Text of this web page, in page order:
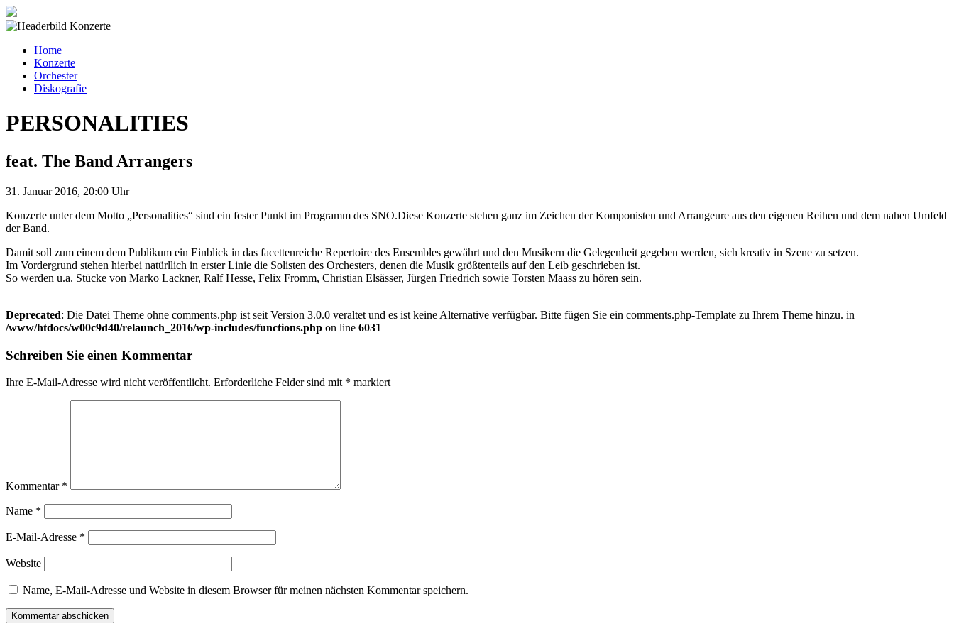
Home
Konzerte
Orchester
Diskografie
PERSONALITIES
feat. The Band Arrangers
31. Januar 2016, 20:00 Uhr
Konzerte unter dem Motto „Personalities“ sind ein fester Punkt im Programm des SNO.Diese Konzerte stehen ganz im Zeichen der Komponisten und Arrangeure aus den eigenen Reihen und dem nahen Umfeld
der Band.
Damit soll zum einem dem Publikum ein Einblick in das facettenreiche Repertoire des Ensembles gewährt und den Musikern die Gelegenheit gegeben werden, sich kreativ in Szene zu setzen.
Im Vordergrund stehen hierbei natürllich in erster Linie die Solisten des Orchesters, denen die Musik größtenteils auf den Leib geschrieben ist.
So werden u.a. Stücke von Marko Lackner, Ralf Hesse, Felix Fromm, Christian Elsässer, Jürgen Friedrich sowie Torsten Maass zu hören sein.
Deprecated: Die Datei Theme ohne comments.php ist seit Version 3.0.0 veraltet und es ist keine Alternative verfügbar. Bitte fügen Sie ein comments.php-Template zu Ihrem Theme hinzu. in
/www/htdocs/w00c9d40/relaunch_2016/wp-includes/functions.php on line 6031
Schreiben Sie einen Kommentar
Ihre E-Mail-Adresse wird nicht veröffentlicht. Erforderliche Felder sind mit * markiert
Kommentar *
Name *
E-Mail-Adresse *
Website
Name, E-Mail-Adresse und Website in diesem Browser für meinen nächsten Kommentar speichern.